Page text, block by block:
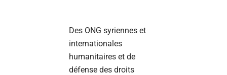
Des ONG syriennes et
internationales
humanitaires et de
défense des droits